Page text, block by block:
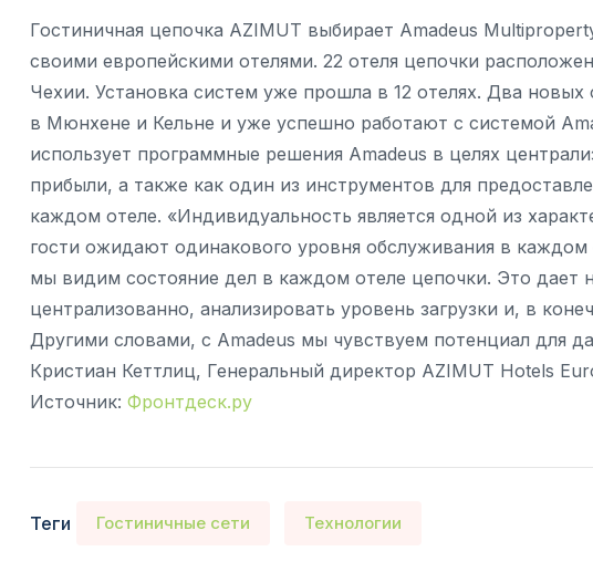
Гостиничная цепочка AZIMUT выбирает Amadeus
своими европейскими отелями. 22 отеля цепочки
Чехии. Установка систем уже прошла в 12 отелях. Два новых
в Мюнхене и Кельне и уже успешно работают с системой
использует программные решения Amadeus в целях
прибыли, а также как один из инструментов для
каждом отеле. «Индивидуальность является одной из
гости ожидают одинакового уровня обслуживания в
мы видим состояние дел в каждом отеле цепочки. Это дает
централизованно, анализировать уровень загрузки и, в
Другими словами, c Amadeus мы чувствуем потенциал для
Кристиан Кеттлиц, Генеральный директор AZIMUT Hotels
Источник: Фронтдеск.ру
Теги Гостиничные сети Технологии